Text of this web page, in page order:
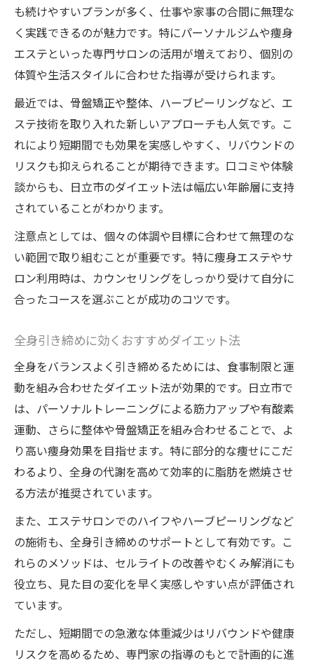
も続けやすいプランが多く、仕事や家事の合間に無理な
く実践できるのが魅力です。特にパーソナルジムや痩身
エステといった専門サロンの活用が増えており、個別の
体質や生活スタイルに合わせた指導が受けられます。
最近では、骨盤矯正や整体、ハーブピーリングなど、エ
ステ技術を取り入れた新しいアプローチも人気です。こ
れにより短期間でも効果を実感しやすく、リバウンドの
リスクも抑えられることが期待できます。口コミや体験
談からも、日立市のダイエット法は幅広い年齢層に支持
されていることがわかります。
注意点としては、個々の体調や目標に合わせて無理のな
い範囲で取り組むことが重要です。特に痩身エステやサ
ロン利用時は、カウンセリングをしっかり受けて自分に
合ったコースを選ぶことが成功のコツです。
全身引き締めに効くおすすめダイエット法
全身をバランスよく引き締めるためには、食事制限と運
動を組み合わせたダイエット法が効果的です。日立市で
は、パーソナルトレーニングによる筋力アップや有酸素
運動、さらに整体や骨盤矯正を組み合わせることで、よ
り高い痩身効果を目指せます。特に部分的な痩せにこだ
わるより、全身の代謝を高めて効率的に脂肪を燃焼させ
る方法が推奨されています。
また、エステサロンでのハイフやハーブピーリングなど
の施術も、全身引き締めのサポートとして有効です。こ
れらのメソッドは、セルライトの改善やむくみ解消にも
役立ち、見た目の変化を早く実感しやすい点が評価され
ています。
ただし、短期間での急激な体重減少はリバウンドや健康
リスクを高めるため、専門家の指導のもとで計画的に進